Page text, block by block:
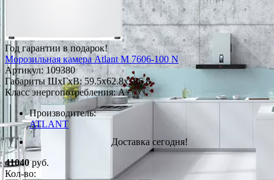
Год гарантии в подарок!
Морозильная камера Atlant М 7606-100 N
Артикул:109380
Габариты ШxГxВ: 59.5x62.8x186.8
Класс энергопотребления: A+
Производитель:
ATLANT
Доставка сегодня!
41040руб.
Кол-во: